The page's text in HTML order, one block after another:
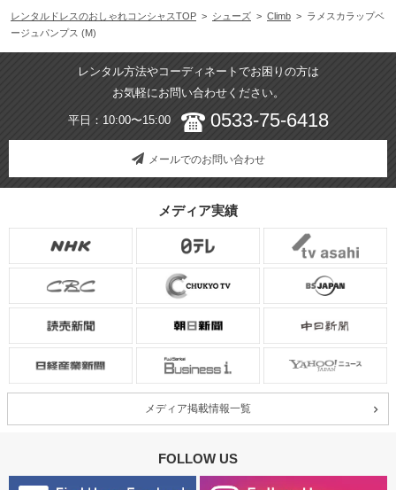
レンタルドレスのおしゃれコンシャスTOP > シューズ > Climb > ラメスカラップベ
ージュパンプス (M)
レンタル方法やコーディネートでお困りの方は
お気軽にお問い合わせください。
平日：10:00〜15:00 0533-75-6418
メールでのお問い合わせ
メディア実績
メディア掲載情報一覧
FOLLOW US